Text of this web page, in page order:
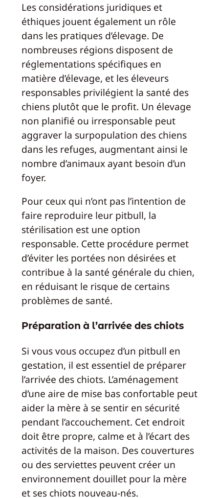
Les considérations juridiques et
éthiques jouent également un rôle
dans les pratiques d’élevage. De
nombreuses régions disposent de
réglementations spécifiques en
matière d’élevage, et les éleveurs
responsables privilégient la santé des
chiens plutôt que le profit. Un élevage
non planifié ou irresponsable peut
aggraver la surpopulation des chiens
dans les refuges, augmentant ainsi le
nombre d’animaux ayant besoin d’un
foyer.
Pour ceux qui n’ont pas l’intention de
faire reproduire leur pitbull, la
stérilisation est une option
responsable. Cette procédure permet
d’éviter les portées non désirées et
contribue à la santé générale du chien,
en réduisant le risque de certains
problèmes de santé.
Préparation à l’arrivée des chiots
Si vous vous occupez d’un pitbull en
gestation, il est essentiel de préparer
l’arrivée des chiots. L’aménagement
d’une aire de mise bas confortable peut
aider la mère à se sentir en sécurité
pendant l’accouchement. Cet endroit
doit être propre, calme et à l’écart des
activités de la maison. Des couvertures
ou des serviettes peuvent créer un
environnement douillet pour la mère
et ses chiots nouveau-nés.